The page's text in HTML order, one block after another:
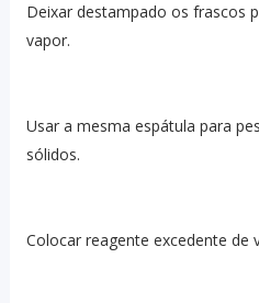
Deixar destampado os frascos
vapor.
Usar a mesma espátula para
sólidos.
Colocar reagente excedente de